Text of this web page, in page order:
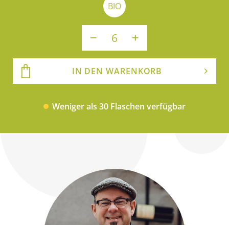
BIO
IN DEN WARENKORB
Weniger als 30 Flaschen verfügbar